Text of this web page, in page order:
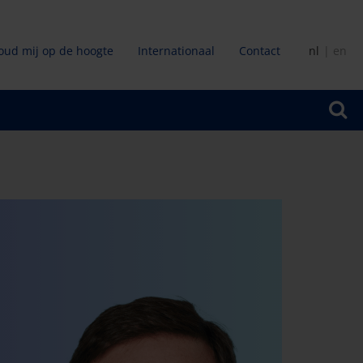
mij op de hoogte Internationaal Contact nl en